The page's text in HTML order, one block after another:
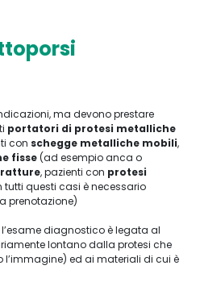
ma devono prestare
portatori di protesi metalliche
con schegge metalliche mobili,
fisse(ad esempio anca o
, pazienti con protesi
tutti questi casi è necessario
prenotazione)
diagnostico è legata al
lontano dalla protesi che
ed ai materiali di cui è